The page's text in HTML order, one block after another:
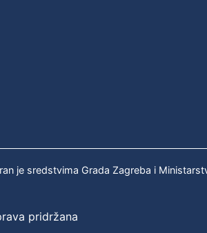
je sredstvima Grada Zagreba i
pridržana